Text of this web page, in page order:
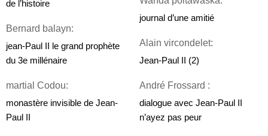
de l’histoire
Bernard balayn:
jean-Paul II le grand prophète
du 3e millénaire
martial Codou:
monastère invisible de Jean-
Paul II
journal d’une amitié
Alain vircondelet:
Jean-Paul II (2)
André Frossard :
dialogue avec Jean-Paul II
n’ayez pas peur